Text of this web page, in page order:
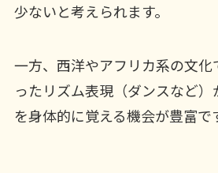
少ないと考えられます。
一方、西洋やアフリカ系の文
ったリズム表現（ダンスなど
を身体的に覚える機会が豊富で